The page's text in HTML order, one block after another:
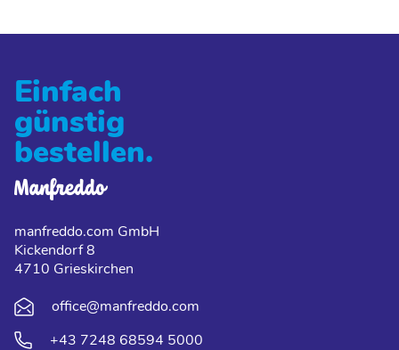
Einfach
günstig
bestellen.
manfreddo.com GmbH
Kickendorf 8
4710 Grieskirchen
office@manfreddo.com
+43 7248 68594 5000